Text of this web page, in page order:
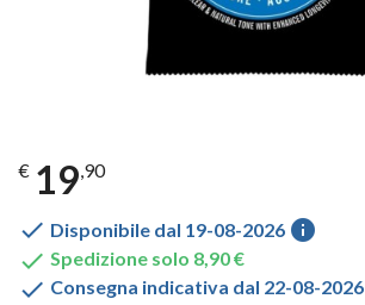
€ 19,90
 Disponibile dal 19-08-2026 info
 Spedizione solo 8,90 €
 Consegna indicativa dal 22-08-2026